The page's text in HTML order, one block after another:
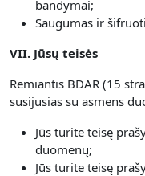
bandymai;
Saugumas ir
VII. Jūsų teisės
Remiantis BDAR (15
susijusias su asmens
Jūs turite teisę
duomenų;
Jūs turite teisę